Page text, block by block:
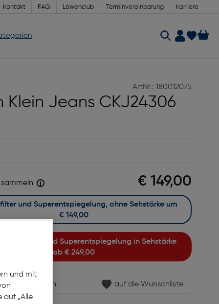
Kontakt FAQ Löwenclub Terminvereinbarung Karriere
ArtNr.: 180012075
Klein Jeans CKJ24306
€ 149,00
ab€ 249,00
€ 149,00
vereinbaren auf die Wunschliste
und mit
auf „Alle